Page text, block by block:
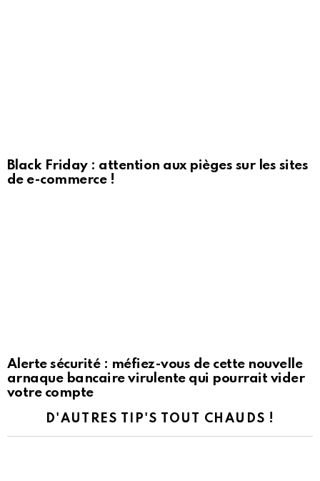
Black Friday : attention aux pièges sur les sites
de e-commerce !
Alerte sécurité : méfiez-vous de cette nouvelle
arnaque bancaire virulente qui pourrait vider
votre compte
D'AUTRES TIP'S TOUT CHAUDS !